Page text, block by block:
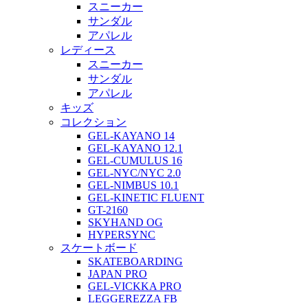
スニーカー
サンダル
アパレル
レディース
スニーカー
サンダル
アパレル
キッズ
コレクション
GEL-KAYANO 14
GEL-KAYANO 12.1
GEL-CUMULUS 16
GEL-NYC/NYC 2.0
GEL-NIMBUS 10.1
GEL-KINETIC FLUENT
GT-2160
SKYHAND OG
HYPERSYNC
スケートボード
SKATEBOARDING
JAPAN PRO
GEL-VICKKA PRO
LEGGEREZZA FB